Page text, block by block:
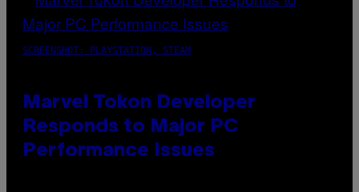
SCREENSHOT: PLAYSTATION, STEAM
Marvel Tokon Developer
Responds to Major PC
Performance Issues